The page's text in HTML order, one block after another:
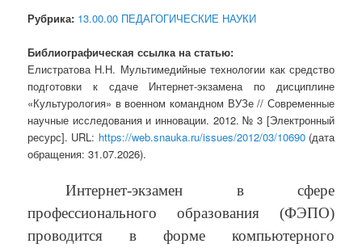
Рубрика: 13.00.00 ПЕДАГОГИЧЕСКИЕ НАУКИ
Библиографическая ссылка на статью:
Елистратова Н.Н. Мультимедийные технологии как средство
подготовки к сдаче Интернет-экзамена по дисциплине
«Культурология» в военном командном ВУЗе // Современные
научные исследования и инновации. 2012. № 3 [Электронный
ресурс]. URL: https://web.snauka.ru/issues/2012/03/10690(дата
обращения: 31.07.2026).
Интернет-экзамен в сфере
профессионального образования (ФЭПО)
проводится в форме компьютерного